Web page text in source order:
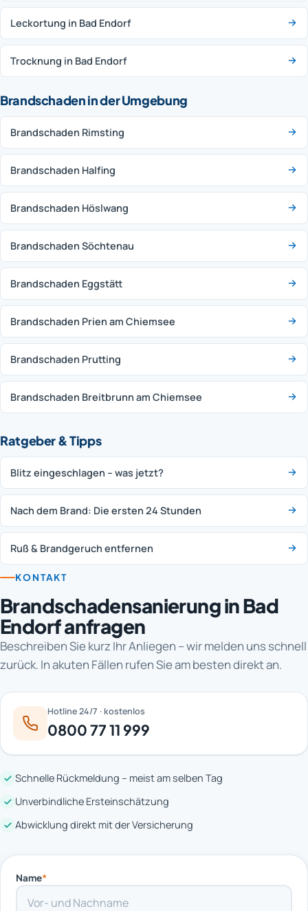
Leckortung in Bad Endorf
Trocknung in Bad Endorf
Brandschaden in der Umgebung
Brandschaden Rimsting
Brandschaden Halfing
Brandschaden Höslwang
Brandschaden Söchtenau
Brandschaden Eggstätt
Brandschaden Prien am Chiemsee
Brandschaden Prutting
Brandschaden Breitbrunn am Chiemsee
Ratgeber & Tipps
Blitz eingeschlagen – was jetzt?
Nach dem Brand: Die ersten 24 Stunden
Ruß & Brandgeruch entfernen
KONTAKT
Brandschadensanierung in Bad
Endorf anfragen
Beschreiben Sie kurz Ihr Anliegen – wir melden uns schnell
zurück. In akuten Fällen rufen Sie am besten direkt an.
Hotline 24/7 · kostenlos
0800 77 11 999
Schnelle Rückmeldung – meist am selben Tag
Unverbindliche Ersteinschätzung
Abwicklung direkt mit der Versicherung
Name*